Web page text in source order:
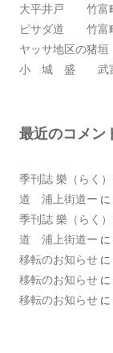
大平井戸 竹富
ピサダ道 竹富
ヤッサ地区の猪
小 城 盛 武富
最近のコメン
季刊誌 樂（らく
道 浦上街道ー に
季刊誌 樂（らく
道 浦上街道ー に
移転のお知らせ に
移転のお知らせ に
移転のお知らせ に